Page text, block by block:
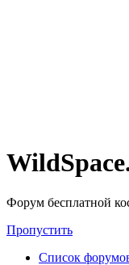
Форум бесплатной
Пропустить
Список